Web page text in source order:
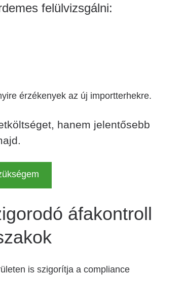
felülvizsgálni:
érzékenyek az új importterhekre.
hanem jelentősebb
áfakontroll
is szigorítja a compliance